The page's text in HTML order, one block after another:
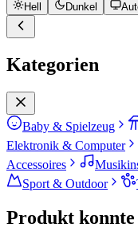
Hell Dunkel
Kategorien
Baby & Spielzeug
Elektronik & Computer
Accessoires
Sport & Outdoor
Produkt konnte